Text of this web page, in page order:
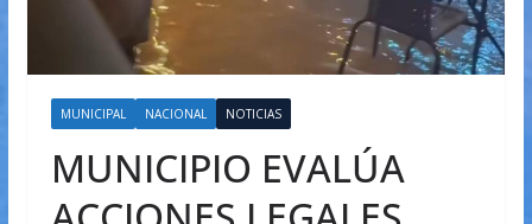
MUNICIPAL NACIONAL NOTICIAS
MUNICIPIO EVALÚA